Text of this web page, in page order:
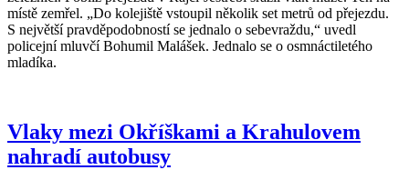
místě zemřel. „Do kolejiště vstoupil několik set metrů od přejezdu.
S největší pravděpodobností se jednalo o sebevraždu,“ uvedl
policejní mluvčí Bohumil Malášek. Jednalo se o osmnáctiletého
mladíka.
Vlaky mezi Okříškami a Krahulovem
nahradí autobusy